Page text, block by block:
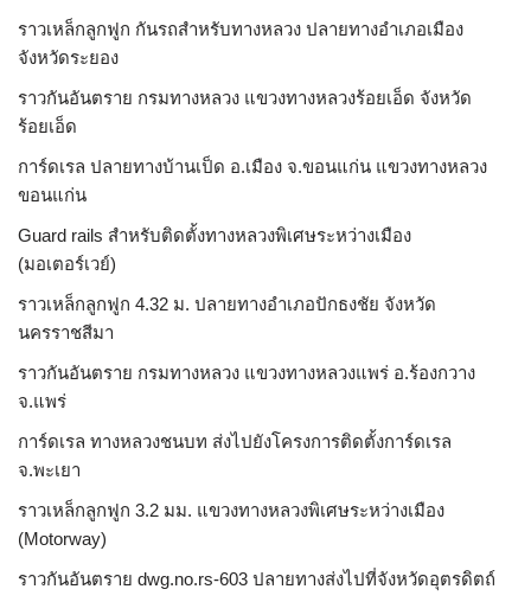
ราวเหล็กลูกฟูก กันรถสําหรับทางหลวง ปลายทางอำเภอเมือง
จังหวัดระยอง
ราวกันอันตราย กรมทางหลวง แขวงทางหลวงร้อยเอ็ด จังหวัด
ร้อยเอ็ด
การ์ดเรล ปลายทางบ้านเป็ด อ.เมือง จ.ขอนแก่น แขวงทางหลวง
ขอนแก่น
Guard rails สำหรับติดตั้งทางหลวงพิเศษระหว่างเมือง
(มอเตอร์เวย์)
ราวเหล็กลูกฟูก 4.32 ม. ปลายทางอำเภอปักธงชัย จังหวัด
นครราชสีมา
ราวกันอันตราย กรมทางหลวง แขวงทางหลวงแพร่ อ.ร้องกวาง
จ.แพร่
การ์ดเรล ทางหลวงชนบท ส่งไปยังโครงการติดตั้งการ์ดเรล
จ.พะเยา
ราวเหล็กลูกฟูก 3.2 มม. แขวงทางหลวงพิเศษระหว่างเมือง
(Motorway)
ราวกันอันตราย dwg.no.rs-603 ปลายทางส่งไปที่จังหวัดอุตรดิตถ์